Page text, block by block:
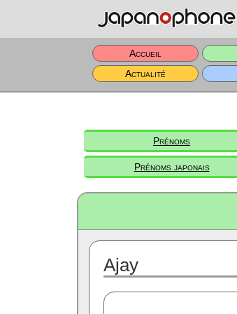
Accueil
Actualité
Prénoms
Prénoms japonais
Ajay